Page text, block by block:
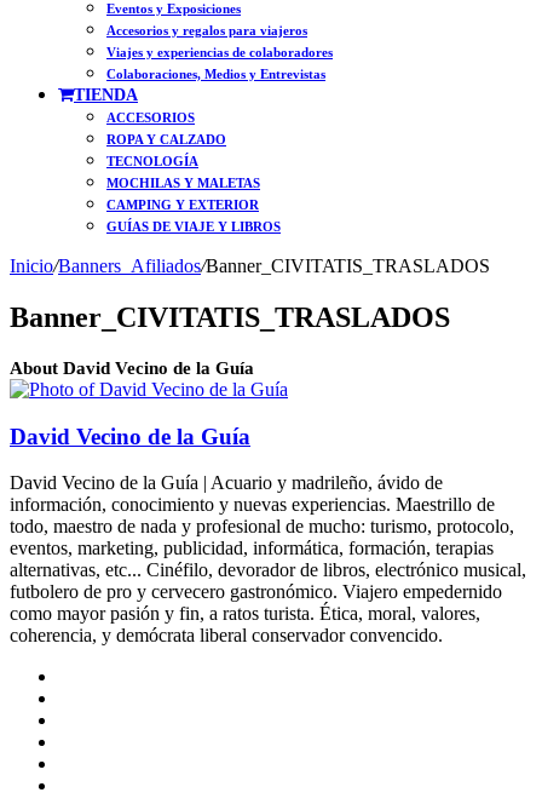
Eventos y Exposiciones
Accesorios y regalos para viajeros
Viajes y experiencias de colaboradores
Colaboraciones, Medios y Entrevistas
TIENDA
ACCESORIOS
ROPA Y CALZADO
TECNOLOGÍA
MOCHILAS Y MALETAS
CAMPING Y EXTERIOR
GUÍAS DE VIAJE Y LIBROS
Inicio/Banners_Afiliados/Banner_CIVITATIS_TRASLADOS
Banner_CIVITATIS_TRASLADOS
About David Vecino de la Guía
David Vecino de la Guía
David Vecino de la Guía | Acuario y madrileño, ávido de
información, conocimiento y nuevas experiencias. Maestrillo de
todo, maestro de nada y profesional de mucho: turismo, protocolo,
eventos, marketing, publicidad, informática, formación, terapias
alternativas, etc... Cinéfilo, devorador de libros, electrónico musical,
futbolero de pro y cervecero gastronómico. Viajero empedernido
como mayor pasión y fin, a ratos turista. Ética, moral, valores,
coherencia, y demócrata liberal conservador convencido.